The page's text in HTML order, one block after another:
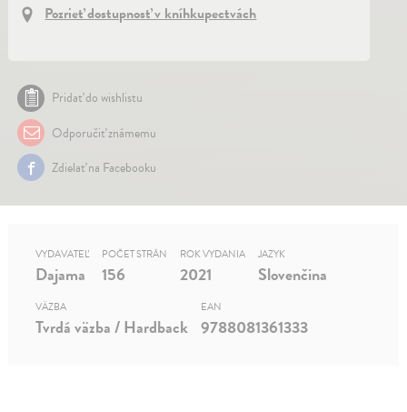
Pozrieť dostupnosť v kníhkupectvách
Pridať do wishlistu
Odporučiť známemu
Zdielať na Facebooku
VYDAVATEĽ
Dajama
POČET STRÁN
156
ROK VYDANIA
2021
JAZYK
Slovenčina
VÄZBA
Tvrdá väzba / Hardback
EAN
9788081361333